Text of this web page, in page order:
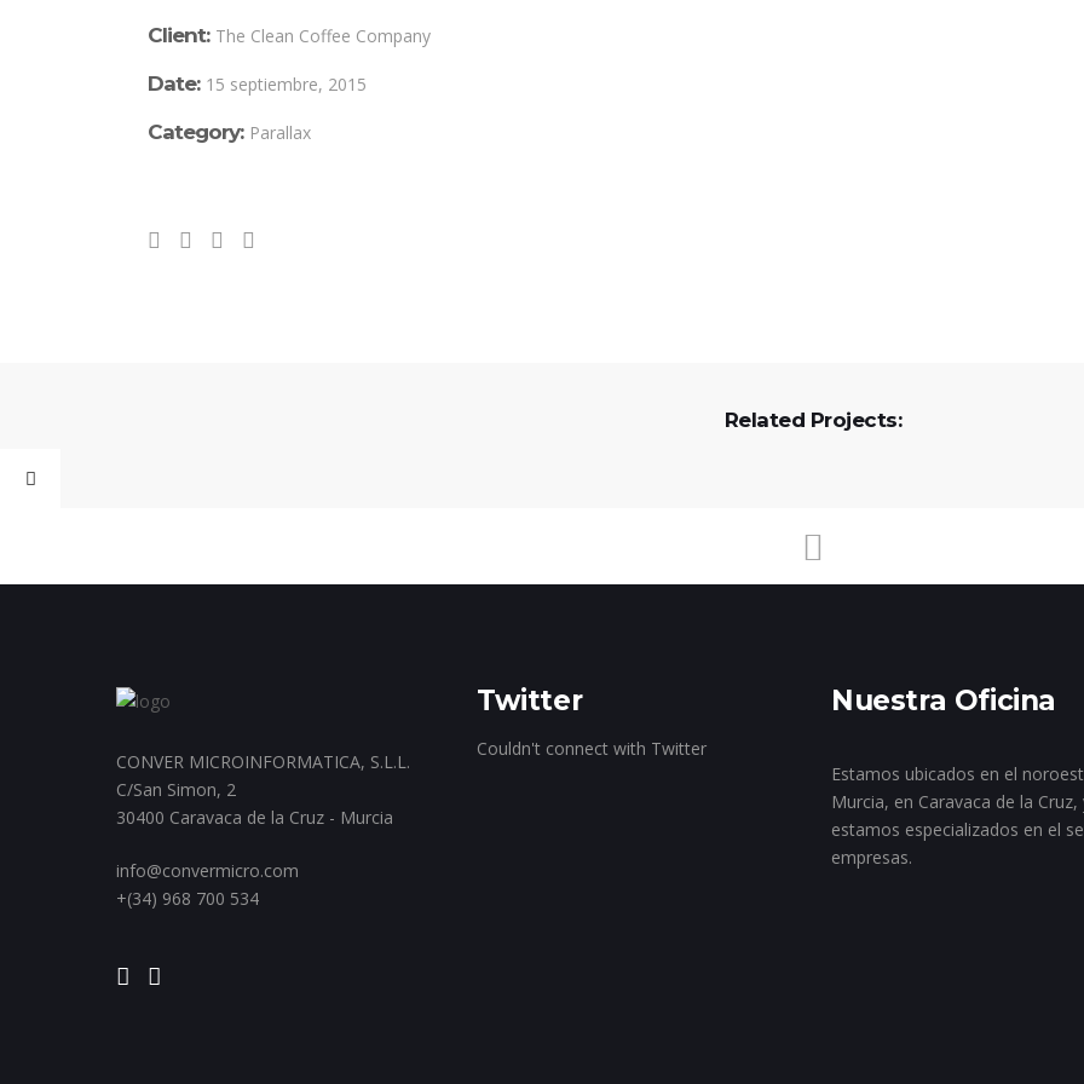
Client: The Clean Coffee Company
Date: 15 septiembre, 2015
Category: Parallax
Related Projects:
CONVER MICROINFORMATICA, S.L.L.
C/San Simon, 2
30400 Caravaca de la Cruz - Murcia
info@convermicro.com
+(34) 968 700 534
Twitter
Couldn't connect with Twitter
Nuestra Oficina
Estamos ubicados en el
Murcia, en Caravaca de la Cruz,
estamos especializados en el
empresas.